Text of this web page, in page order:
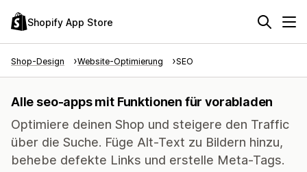
Shopify App Store
Shop-Design Website-Optimierung SEO
Alle seo-apps mit Funktionen für vorabladen
Optimiere deinen Shop und steigere den Traffic
über die Suche. Füge Alt-Text zu Bildern hinzu,
behebe defekte Links und erstelle Meta-Tags.